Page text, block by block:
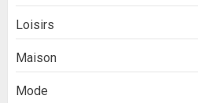
Loisirs
Maison
Mode